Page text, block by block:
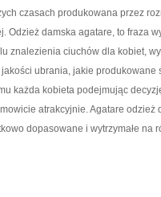
czasach produkowana przez
Odzież damska agatare, to fraza
znalezienia ciuchów dla kobiet,
ubrania, jakie
każda kobieta podejmując
atrakcyjnie. Agatare
dopasowane i wytrzymałe